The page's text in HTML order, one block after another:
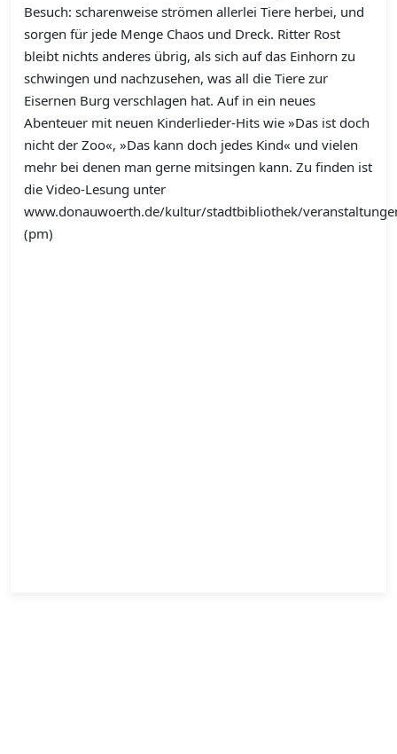
Besuch: scharenweise strömen allerlei Tiere herbei, und
sorgen für jede Menge Chaos und Dreck. Ritter Rost
bleibt nichts anderes übrig, als sich auf das Einhorn zu
schwingen und nachzusehen, was all die Tiere zur
Eisernen Burg verschlagen hat. Auf in ein neues
Abenteuer mit neuen Kinderlieder-Hits wie »Das ist doch
nicht der Zoo«, »Das kann doch jedes Kind« und vielen
mehr bei denen man gerne mitsingen kann. Zu finden ist
die Video-Lesung unter
www.donauwoerth.de/kultur/stadtbibliothek/
(pm)